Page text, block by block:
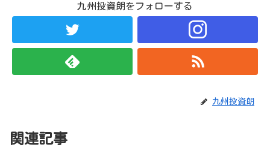
九州投資朗をフォローする
九州投資朗
関連記事